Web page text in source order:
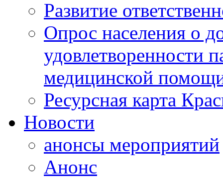
Развитие
Опрос населения о
удовлетворенности
медицинской
Ресурсная карта
Новости
анонсы мероприятий
Анонс